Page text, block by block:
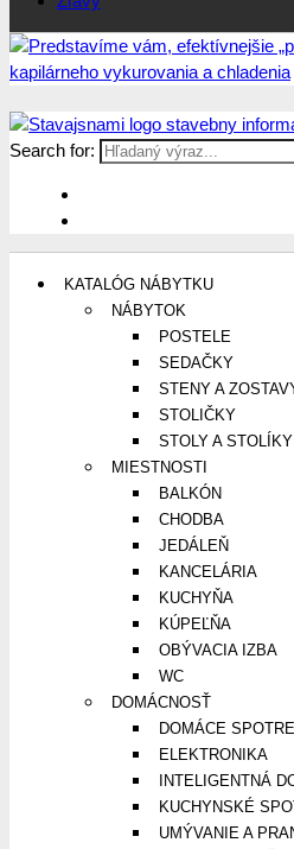
Stavajsnami.sk
Stavebníctvo, stavby, byty, domy a
Search for:
KATALÓG NÁBYTKU
NÁBYTOK
POSTELE
SEDAČKY
STENY A
STOLIČKY
STOLY A STOLÍKY
MIESTNOSTI
BALKÓN
CHODBA
JEDÁLEŇ
KANCELÁRIA
KUCHYŇA
KÚPEĽŇA
OBÝVACIA IZBA
WC
DOMÁCNOSŤ
DOMÁCE
ELEKTRONIKA
INTELIGENTNÁ
KUCHYNSKÉ
UMÝVANIE A